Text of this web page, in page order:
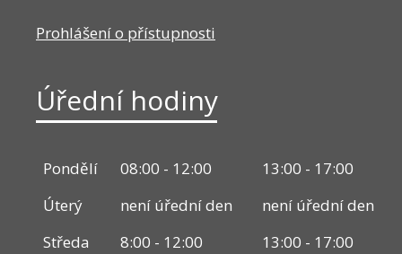
Prohlášení o přístupnosti
Úřední hodiny
Pondělí 08:00 - 12:00
13:00 - 17:00
Úterý
není úřední den
není úřední den
Středa
8:00 - 12:00
13:00 - 17:00